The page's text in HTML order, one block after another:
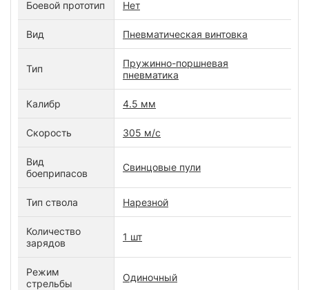
Боевой прототип Нет
Вид Пневматическая винтовка
Тип
Пружинно-поршневая
пневматика
Калибр 4.5 мм
Скорость 305 м/с
Вид
боеприпасов
Свинцовые пули
Тип ствола Нарезной
Количество
зарядов
1 шт
Режим
стрельбы
Одиночный